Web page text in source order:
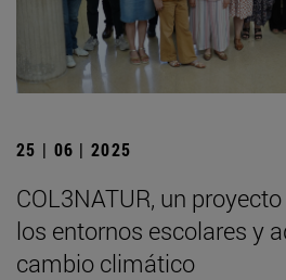
25 | 06 | 2025
COL3NATUR, un
los entornos escolares y
cambio climático